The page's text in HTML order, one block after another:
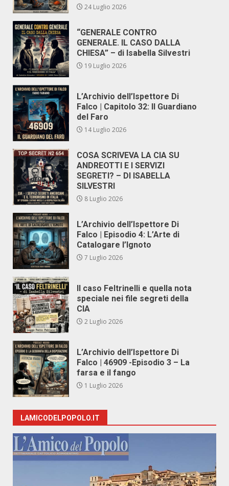
24 Luglio 2026
“GENERALE CONTRO
GENERALE. IL CASO DALLA
CHIESA” – di Isabella Silvestri
19 Luglio 2026
L’Archivio dell’Ispettore Di
Falco | Capitolo 32: Il Guardiano
del Faro
14 Luglio 2026
COSA SCRIVEVA LA CIA SU
ANDREOTTI E I SERVIZI
SEGRETI? – DI ISABELLA
SILVESTRI
8 Luglio 2026
L’Archivio dell’Ispettore Di
Falco | Episodio 4: L’Arte di
Catalogare l’Ignoto
7 Luglio 2026
Il caso Feltrinelli e quella nota
speciale nei file segreti della
CIA
2 Luglio 2026
L’Archivio dell’Ispettore Di
Falco | 46909 -Episodio 3 – La
farsa e il fango
1 Luglio 2026
LAMICODELPOPOLO.IT